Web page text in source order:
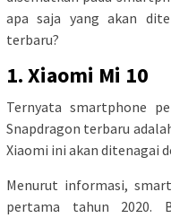
apa saja yang akan
terbaru?
1. Xiaomi Mi 10
Ternyata smartphone
Snapdragon terbaru
Xiaomi ini akan ditenagai
Menurut informasi,
pertama tahun 2020.